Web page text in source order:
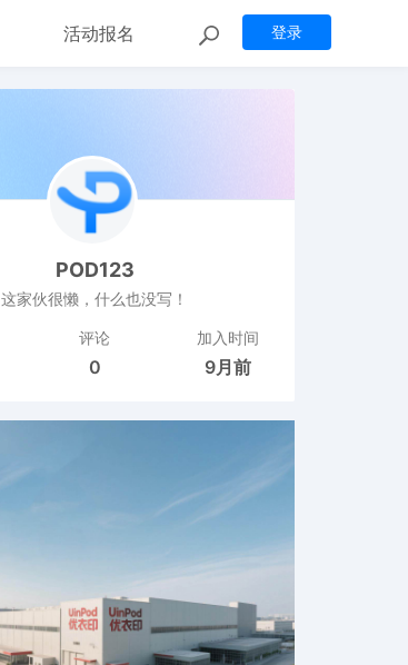
登录
活动报名
POD123
这家伙很懒，什么也没写！
评论
0
加入时间
9月前